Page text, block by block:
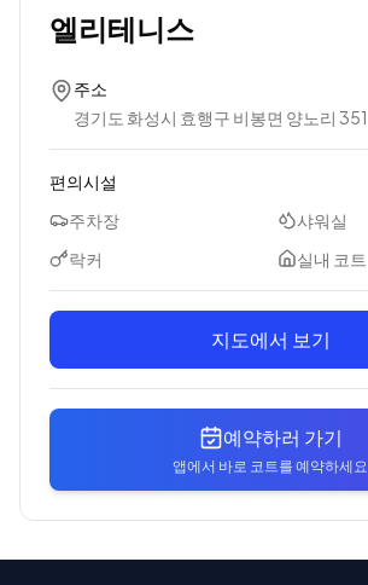
엘리테니스
주소
경기도 화성시 효행구 비봉면 양노리 351
편의시설
주차장
샤워실
락커
실내 코트
지도에서 보기
예약하러 가기
앱에서 바로 코트를 예약하세요